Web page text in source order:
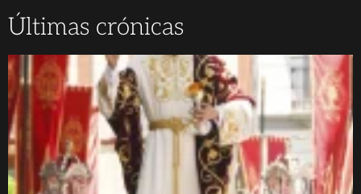
Últimas crónicas